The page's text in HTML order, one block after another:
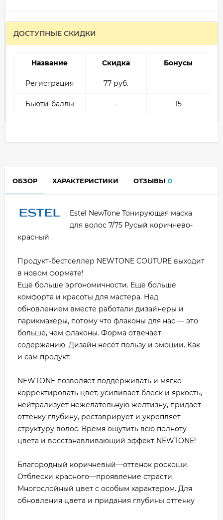
ДОСТУПНЫЕ СКИДКИ
Название Скидка Бонусы
Регистрация 77 руб.
Бьюти-баллы - 15
ОБЗОР ХАРАКТЕРИСТИКИ ОТЗЫВЫ 0
Estel NewTone Тонирующая маска
для волос 7/75 Русый коричнево-
красный
Продукт-бестселлер NEWTONE COUTURE выходит
в новом формате!
Ещё больше эргономичности. Ещё больше
комфорта и красоты для мастера. Над
обновлением вместе работали дизайнеры и
парикмахеры, потому что флаконы для нас — это
больше, чем флаконы. Форма отвечает
содержанию. Дизайн несёт пользу и эмоции. Как
и сам продукт.
NEWTONE позволяет поддерживать и мягко
корректировать цвет, усиливает блеск и яркость,
нейтрализует нежелательную желтизну, придаёт
оттенку глубину, реставрирует и укрепляет
структуру волос. Время ощутить всю полноту
цвета и восстанавливающий эффект NEWTONE!
Благородный коричневый—оттенок роскоши.
Отблески красного—проявление страсти.
Многослойный цвет с особым характером. Для
обновления цвета и придания глубины оттенку